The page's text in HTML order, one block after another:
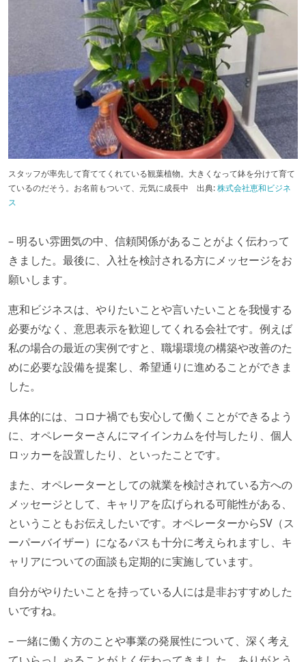
スタッフが率先して育ててくれている観葉植物。大きくなって鉢を分けて育て
ているのだそう。お名前もついて、元気に成長中 出典:株式会社恵和ビジネ
ス
– 明るい雰囲気の中、信頼関係があることがよく伝わって
きました。最後に、入社を検討される方にメッセージをお
願いします。
恵和ビジネスは、やりたいことや言いたいことを我慢する
必要がなく、意思表示を歓迎してくれる会社です。例えば
私の場合の最近の実例ですと、職場環境の構築や改善のた
めに必要な設備を提案し、希望通りに進めることができま
した。
具体的には、コロナ禍でも安心して働くことができるよう
に、オペレーターさんにマイインカムを付与したり、個人
ロッカーを設置したり、といったことです。
また、オペレーターとしての就業を検討されている方への
メッセージとして、キャリアを広げられる可能性がある、
ということもお伝えしたいです。オペレーターからSV（ス
ーパーバイザー）になるパスも十分に考えられますし、キ
ャリアについての面談も定期的に実施しています。
自分がやりたいことを持っている人には是非おすすめした
いですね。
– 一緒に働く方のことや事業の発展性について、深く考え